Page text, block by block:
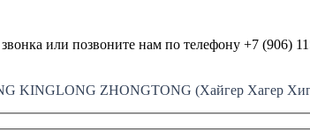
или позвоните нам по телефону +7 (906)
KINGLONG ZHONGTONG (Хайгер Хагер